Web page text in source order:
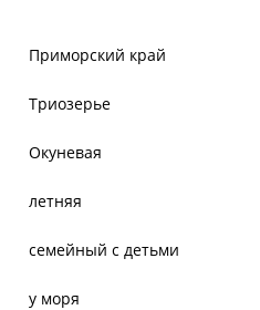
Приморский край
Триозерье
Окуневая
летняя
семейный с детьми
у моря